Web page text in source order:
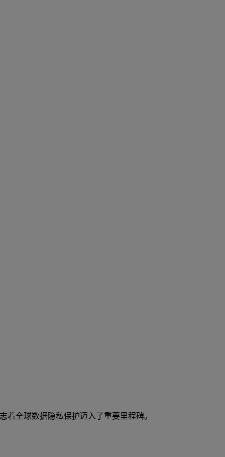
着全球数据隐私保护迈入了重要里程碑。